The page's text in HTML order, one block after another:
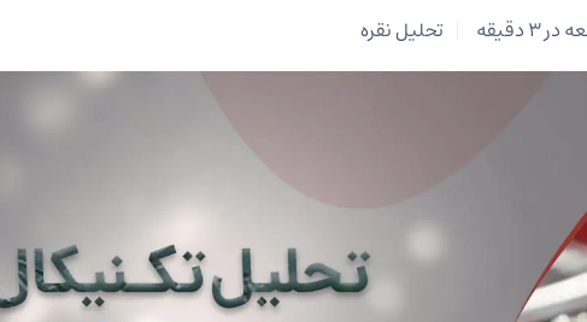
3 دقیقه تحلیل نقره